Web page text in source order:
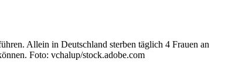
Allein in Deutschland sterben täglich 4 Frauen an
Foto: vchalup/stock.adobe.com